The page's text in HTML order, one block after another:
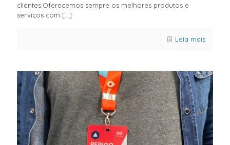
clientes.Oferecemos sempre os melhores produtos e
serviços com […]
Leia mais